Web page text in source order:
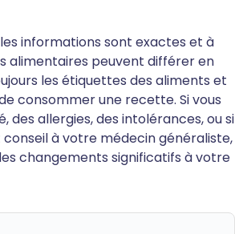
informations sont exactes et à
alimentaires peuvent différer en
les étiquettes des aliments et
consommer une recette. Si vous
allergies, des intolérances, ou si
à votre médecin généraliste,
changements significatifs à votre